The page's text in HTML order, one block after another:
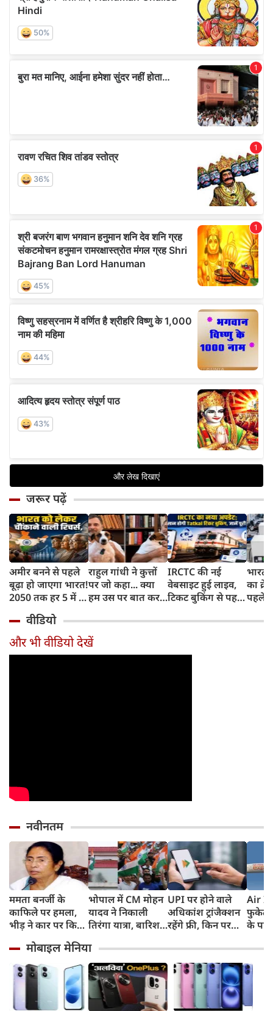
जरूर पढ़ें
अमीर बनने से पहले
बूढ़ा हो जाएगा भारत!
2050 तक हर 5 में 1
साल से ज्यादा उम्र का
राहुल गांधी ने कुत्तों
पर जो कहा... क्या
हम उस पर बात कर
IRCTC की नई
वेबसाइट हुई लाइव,
टिकट बुकिंग से पहले
काम, जानें पूरा
भारत
का
पहले
और
वीडियो
और भी वीडियो देखें
नवीनतम
ममता बनर्जी के
काफिले पर हमला,
भीड़ ने कार पर किया
पुलिस पर लगा यह
आरोप
भोपाल में CM मोहन
यादव ने निकाली
तिरंगा यात्रा, बारिश
ने दिखाया देशभक्ति
का जज्बा
UPI पर होने वाले
अधिकांश ट्रांजैक्शन
रहेंगे फ्री, किन पर
ने दिया बड़ा अपडेट
Air
फुकेट-
के
कहा-
मिली,
मोबाइल मेनिया